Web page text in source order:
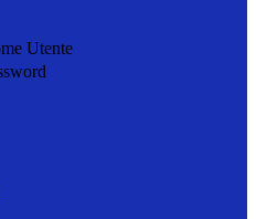
Utente